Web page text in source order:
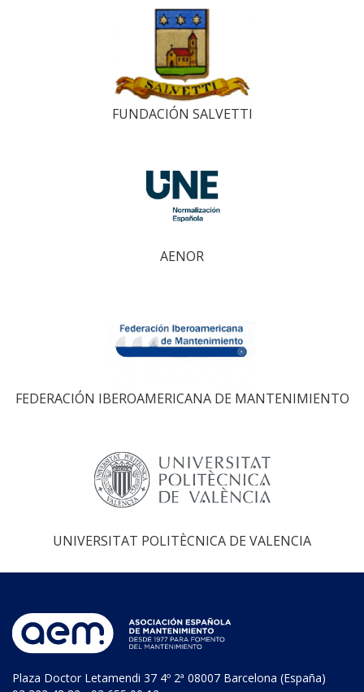
FUNDACIÓN SALVETTI
AENOR
FEDERACIÓN IBEROAMERICANA DE MANTENIMIENTO
UNIVERSITAT POLITÈCNICA DE VALENCIA
Plaza Doctor Letamendi 37 4º 2ª 08007 Barcelona (España)